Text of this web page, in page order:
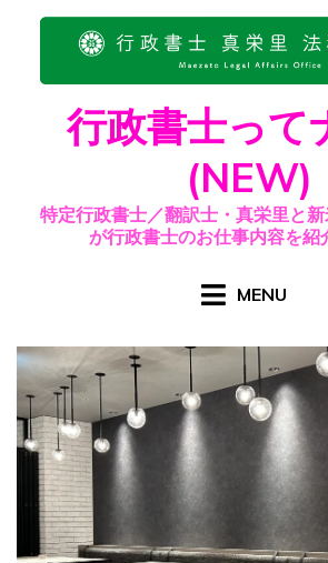
行政書士って
(NEW)
特定行政書士／翻訳士・真栄里と
が行政書士のお仕事内容を紹
MENU